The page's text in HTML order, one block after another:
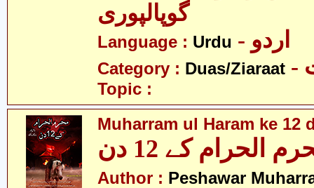
گوپالپوری
Language : Urdu - اردو
Category : Duas/Ziaraat
Topic :
Muharram ul Haram ke 12
الحرام کے 12 دن
Author : Peshawar